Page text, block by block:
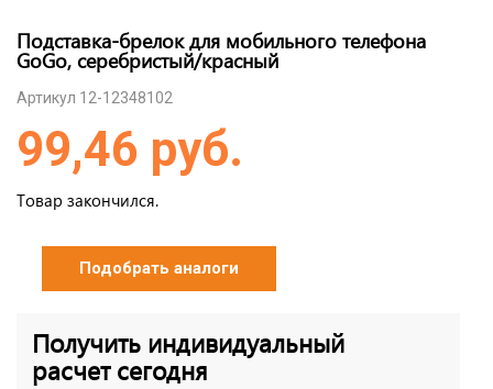
Подставка-брелок для мобильного телефона
GoGo, серебристый/красный
Артикул 12-12348102
99,46 руб.
Товар закончился.
Подобрать аналоги
Получить индивидуальный
расчет сегодня